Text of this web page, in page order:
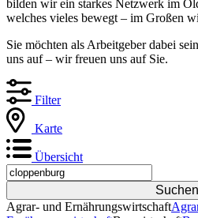
bilden wir ein starkes Netzwerk im
welches vieles bewegt – im Großen
Sie möchten als Arbeitgeber dabei
uns auf – wir freuen uns auf Sie.
Filter
Karte
Übersicht
Agrar- und Ernährungswirtschaft